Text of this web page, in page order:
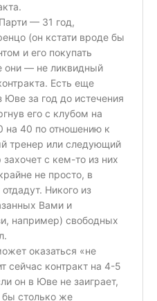
— 31 год,
(он кстати вроде бы
и его покупать
они — не ликвидный
Есть еще
Юве за год до истечения
его с клубом на
на 40 по отношению к
тренер или следующий
с кем-то из них
не просто, в
Никого из
Вами и
например) свободных
оказаться «не
сейчас контракт на 4-5
он в Юве не заиграет,
бы столько же